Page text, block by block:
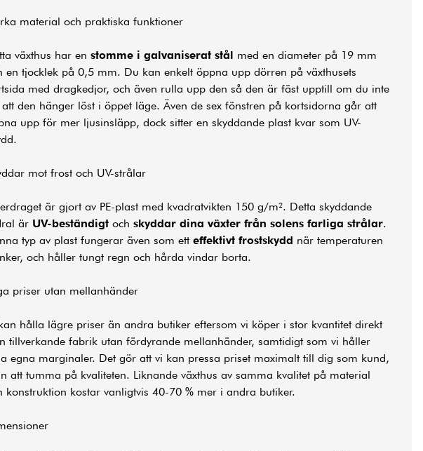
material och praktiska funktioner
växthus har en stomme i galvaniserat stål med en diameter på 19 mm
en tjocklek på 0,5 mm. Du kan enkelt öppna upp dörren på växthusets
med dragkedjor, och även rulla upp den så den är fäst upptill om du inte
den hänger löst i öppet läge. Även de sex fönstren på kortsidorna går att
upp för mer ljusinsläpp, dock sitter en skyddande plast kvar som UV-
mot frost och UV-strålar
är gjort av PE-plast med kvadratvikten 150 g/m². Detta skyddande
är UV-beständigt och skyddar dina växter från solens farliga strålar.
typ av plast fungerar även som ett effektivt frostskydd när temperaturen
och håller tungt regn och hårda vindar borta.
priser utan mellanhänder
hålla lägre priser än andra butiker eftersom vi köper i stor kvantitet direkt
tillverkande fabrik utan fördyrande mellanhänder, samtidigt som vi håller
egna marginaler. Det gör att vi kan pressa priset maximalt till dig som kund,
att tumma på kvaliteten. Liknande växthus av samma kvalitet på material
konstruktion kostar vanligtvis 40-70 % mer i andra butiker.